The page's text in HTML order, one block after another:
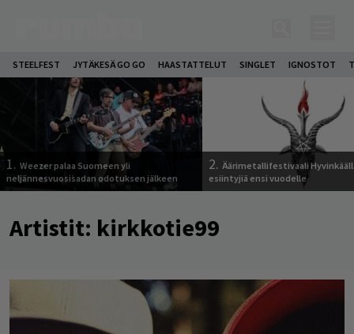
STEELFEST JYTÄKESÄ GO GO HAASTATTELUT SINGLET IGNOSTOT
1. Weezer palaa Suomeen yli
neljännesvuosisadan odotuksen jälkeen
2. Äärimetallifestivaali
esiintyjiä ensi vuodelle
Artistit: kirkkotie99